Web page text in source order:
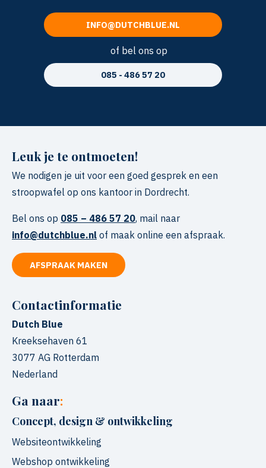
INFO@DUTCHBLUE.NL
of bel ons op
085 - 486 57 20
Leuk je te ontmoeten!
We nodigen je uit voor een goed gesprek en een
stroopwafel op ons kantoor in Dordrecht.
Bel ons op 085 – 486 57 20, mail naar
info@dutchblue.nl of maak online een afspraak.
AFSPRAAK MAKEN
Contactinformatie
Dutch Blue
Kreeksehaven 61
3077 AG Rotterdam
Nederland
Ga naar:
Concept, design & ontwikkeling
Websiteontwikkeling
Webshop ontwikkeling